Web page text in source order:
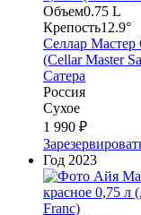
Объем0.75 L
Крепость12.9°
Селлар Мастер
(Cellar Master
Сатера
Россия
Сухое
1 990 ₽
Год 2023